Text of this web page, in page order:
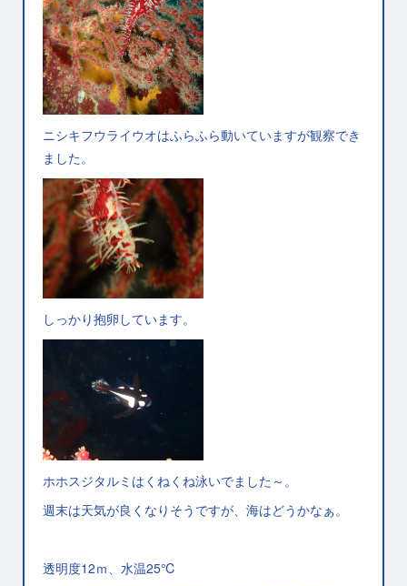
ニシキフウライウオはふらふら動いていますが観察でき
ました。
しっかり抱卵しています。
ホホスジタルミはくねくね泳いでました～。
週末は天気が良くなりそうですが、海はどうかなぁ。
透明度12ｍ、水温25℃